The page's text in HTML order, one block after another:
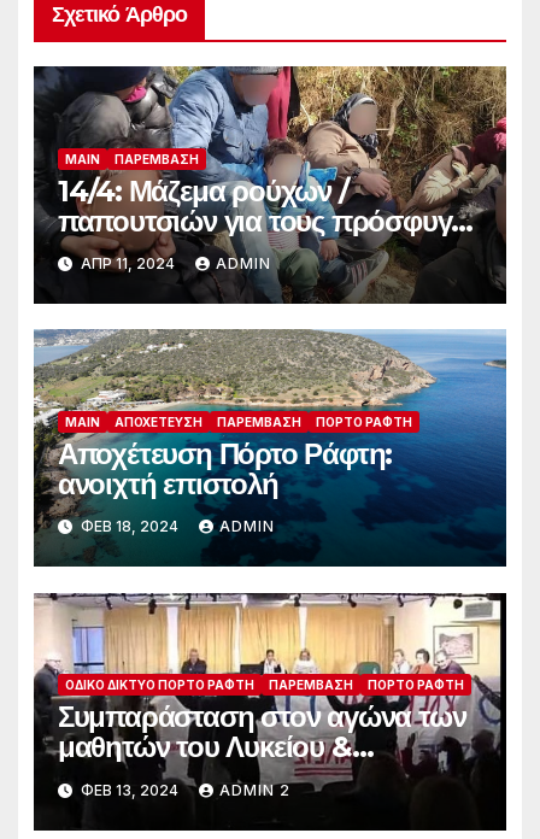
Σχετικό Άρθρο
MAIN ΠΑΡΈΜΒΑΣΗ
14/4: Μάζεμα ρούχων /
παπουτσιών για τους πρόσφυγες
στο Πόρτο Ράφτη
ΑΠΡ 11, 2024 ADMIN
MAIN ΑΠΟΧΈΤΕΥΣΗ ΠΑΡΈΜΒΑΣΗ ΠΌΡΤΟ ΡΆΦΤΗ
Αποχέτευση Πόρτο Ράφτη:
ανοιχτή επιστολή
ΦΕΒ 18, 2024 ADMIN
ΟΔΙΚΌ ΔΊΚΤΥΟ ΠΌΡΤΟ ΡΆΦΤΗ ΠΑΡΈΜΒΑΣΗ ΠΌΡΤΟ ΡΆΦΤΗ
Συμπαράσταση στον αγώνα των
μαθητών του Λυκείου &
Γυμνασίου στο Πόρτο Ράφτη
ΦΕΒ 13, 2024 ADMIN 2